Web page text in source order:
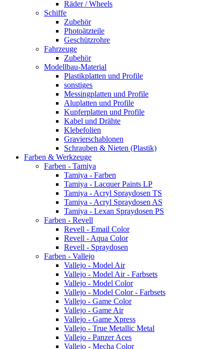
Räder / Wheels
Schiffe
Zubehör
Photoätzteile
Geschützrohre
Fahrzeuge
Zubehör
Modellbau-Material
Plastikplatten und Profile
sonstiges
Messingplatten und Profile
Aluplatten und Profile
Kupferplatten und Profile
Kabel und Drähte
Klebefolien
Gravierschablonen
Schrauben & Nieten (Plastik)
Farben & Werkzeuge
Farben - Tamiya
Tamiya - Farben
Tamiya - Lacquer Paints LP
Tamiya - Acryl Spraydosen TS
Tamiya - Acryl Spraydosen AS
Tamiya - Lexan Spraydosen PS
Farben - Revell
Revell - Email Color
Revell - Aqua Color
Revell - Spraydosen
Farben - Vallejo
Vallejo - Model Air
Vallejo - Model Air - Farbsets
Vallejo - Model Color
Vallejo - Model Color - Farbsets
Vallejo - Game Color
Vallejo - Game Air
Vallejo - Game Xpress
Vallejo - True Metallic Metal
Vallejo - Panzer Aces
Vallejo - Mecha Color